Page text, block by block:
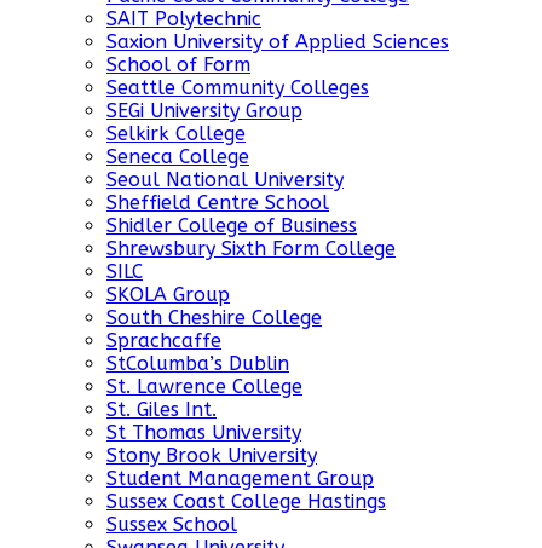
SAIT Polytechnic
Saxion University of Applied Sciences
School of Form
Seattle Community Colleges
SEGi University Group
Selkirk College
Seneca College
Seoul National University
Sheffield Centre School
Shidler College of Business
Shrewsbury Sixth Form College
SILC
SKOLA Group
South Cheshire College
Sprachcaffe
StColumba’s Dublin
St. Lawrence College
St. Giles Int.
St Thomas University
Stony Brook University
Student Management Group
Sussex Coast College Hastings
Sussex School